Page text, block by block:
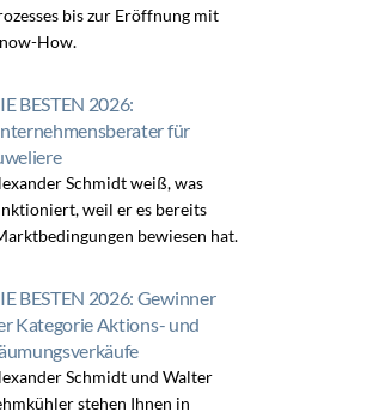
bis zur Eröffnung mit
How.
BESTEN 2026:
für
Schmidt weiß, was
weil er es bereits
bewiesen hat.
BESTEN 2026: Gewinner
Kategorie Aktions- und
Schmidt und Walter
stehen Ihnen in